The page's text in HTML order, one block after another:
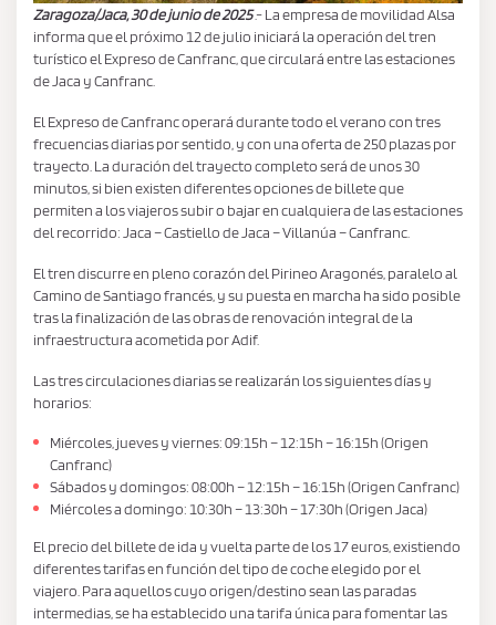
Zaragoza/Jaca, 30 de junio de 2025.- La empresa de movilidad Alsa
informa que el próximo 12 de julio iniciará la operación del tren
turístico el Expreso de Canfranc, que circulará entre las estaciones
de Jaca y Canfranc.
El Expreso de Canfranc operará durante todo el verano con tres
frecuencias diarias por sentido, y con una oferta de 250 plazas por
trayecto. La duración del trayecto completo será de unos 30
minutos, si bien existen diferentes opciones de billete que
permiten a los viajeros subir o bajar en cualquiera de las estaciones
del recorrido: Jaca – Castiello de Jaca – Villanúa – Canfranc.
El tren discurre en pleno corazón del Pirineo Aragonés, paralelo al
Camino de Santiago francés, y su puesta en marcha ha sido posible
tras la finalización de las obras de renovación integral de la
infraestructura acometida por Adif.
Las tres circulaciones diarias se realizarán los siguientes días y
horarios:
Miércoles, jueves y viernes: 09:15h – 12:15h – 16:15h (Origen
Canfranc)
Sábados y domingos: 08:00h – 12:15h – 16:15h (Origen Canfranc)
Miércoles a domingo: 10:30h – 13:30h – 17:30h (Origen Jaca)
El precio del billete de ida y vuelta parte de los 17 euros, existiendo
diferentes tarifas en función del tipo de coche elegido por el
viajero. Para aquellos cuyo origen/destino sean las paradas
intermedias, se ha establecido una tarifa única para fomentar las